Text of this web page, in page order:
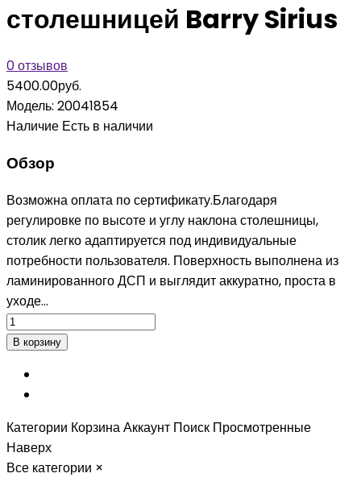
столешницей Barry Sirius
0 отзывов
5400.00руб.
Модель: 20041854
Наличие Есть в наличии
Обзор
Возможна оплата по сертификату.Благодаря
регулировке по высоте и углу наклона столешницы,
столик легко адаптируется под индивидуальные
потребности пользователя. Поверхность выполнена из
ламинированного ДСП и выглядит аккуратно, проста в
уходе...
Категории КорзинаАккаунт Поиск Просмотренные
Наверх
Все категории ×